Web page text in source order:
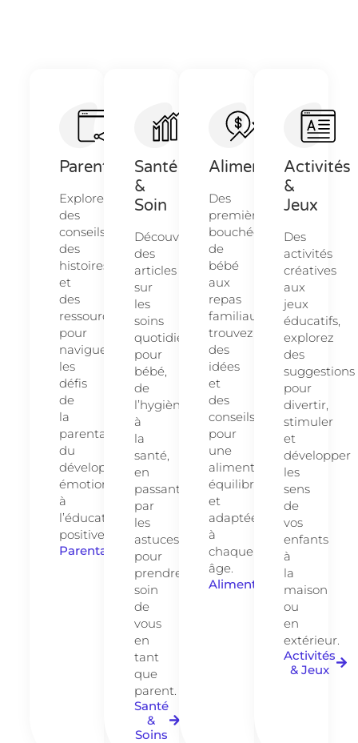
Parentalité
Explorez
des
conseils,
des
histoires
et
des
ressources
pour
naviguer
les
défis
de
la
parentalité,
du
développement
émotionnel
à
l’éducation
positive.
Parentalité
Santé
&
Soin
Découvrez
des
articles
sur
les
soins
quotidiens
pour
bébé,
de
l’hygiène
à
la
santé,
en
passant
par
les
astuces
pour
prendre
soin
de
vous
en
tant
que
parent.
Santé
&
Soins
Alimentation
Des
premières
bouchées
de
bébé
aux
repas
familiaux,
trouvez
des
idées
et
des
conseils
pour
une
alimentation
équilibrée
et
adaptée
à
chaque
âge.
Alimentation
Activités
&
Jeux
Des
activités
créatives
aux
jeux
éducatifs,
explorez
des
suggestions
pour
divertir,
stimuler
et
développer
les
sens
de
vos
enfants
à
la
maison
ou
en
extérieur.
Activités
& Jeux